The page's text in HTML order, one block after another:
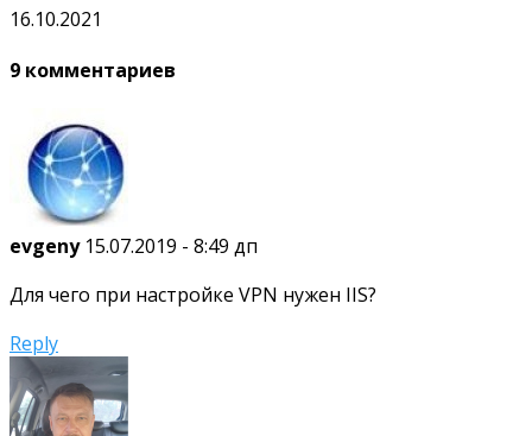
16.10.2021
9 комментариев
evgeny 15.07.2019 - 8:49 дп
Для чего при настройке VPN нужен IIS?
Reply